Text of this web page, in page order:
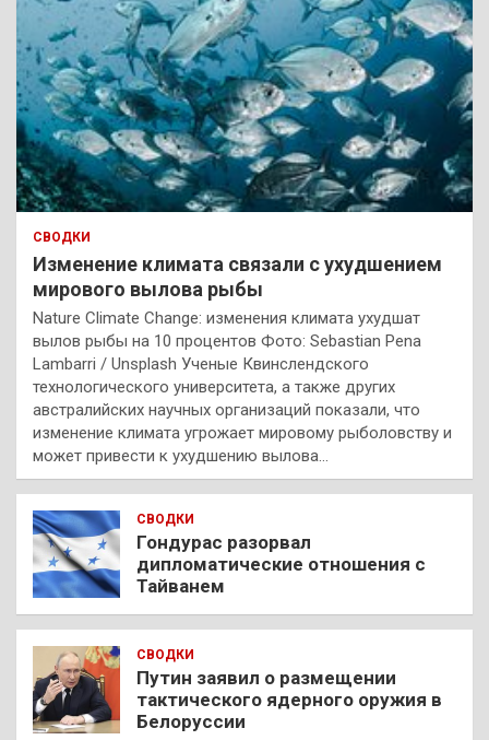
СВОДКИ
Изменение климата связали с ухудшением
мирового вылова рыбы
Nature Climate Change: изменения климата ухудшат
вылов рыбы на 10 процентов Фото: Sebastian Pena
Lambarri / Unsplash Ученые Квинслендского
технологического университета, а также других
австралийских научных организаций показали, что
изменение климата угрожает мировому рыболовству и
может привести к ухудшению вылова…
СВОДКИ
Гондурас разорвал
дипломатические отношения с
Тайванем
СВОДКИ
Путин заявил о размещении
тактического ядерного оружия в
Белоруссии